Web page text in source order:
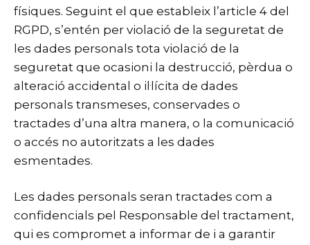
físiques. Seguint el que estableix l’article 4 del
RGPD, s’entén per violació de la seguretat de
les dades personals tota violació de la
seguretat que ocasioni la destrucció, pèrdua o
alteració accidental o il·lícita de dades
personals transmeses, conservades o
tractades d’una altra manera, o la comunicació
o accés no autoritzats a les dades
esmentades.
Les dades personals seran tractades com a
confidencials pel Responsable del tractament,
qui es compromet a informar de i a garantir